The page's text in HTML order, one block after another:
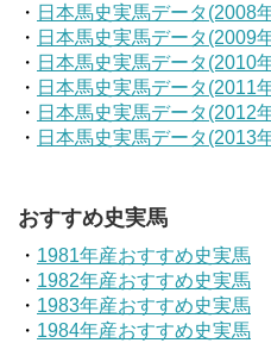
・ 日本馬史実馬データ(2008
・ 日本馬史実馬データ(2009
・ 日本馬史実馬データ(2010
・ 日本馬史実馬データ(2011
・ 日本馬史実馬データ(2012
・ 日本馬史実馬データ(2013
おすすめ史実馬
・ 1981年産おすすめ史実馬
・ 1982年産おすすめ史実馬
・ 1983年産おすすめ史実馬
・ 1984年産おすすめ史実馬